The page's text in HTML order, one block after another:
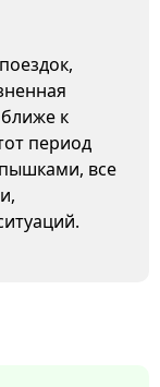
к
период
все